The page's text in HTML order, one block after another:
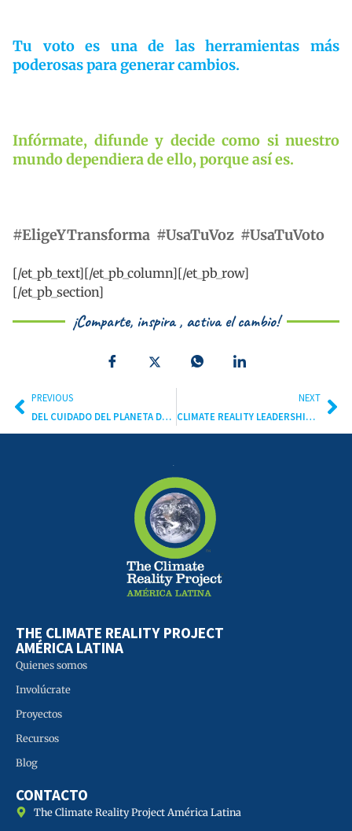
Tu voto es una de las herramientas más
poderosas para generar cambios.
Infórmate, difunde y decide como si nuestro
mundo dependiera de ello, porque así es.
#EligeYTransforma #UsaTuVoz #UsaTuVoto
[/et_pb_text][/et_pb_column][/et_pb_row]
[/et_pb_section]
¡Comparte, inspira , activa el cambio!
PREVIOUS
DEL CUIDADO DEL PLANETA DEPENDE EL FUTURO DE LA HUMANIDAD
NEXT
CLIMATE REALITY LEADERSHIP CORPS: ENTRENAMIENTO VIRTUAL AMÉRICA LATINA
THE CLIMATE REALITY PROJECT
AMÉRICA LATINA
Quienes somos
Involúcrate
Proyectos
Recursos
Blog
CONTACTO
The Climate Reality Project América Latina